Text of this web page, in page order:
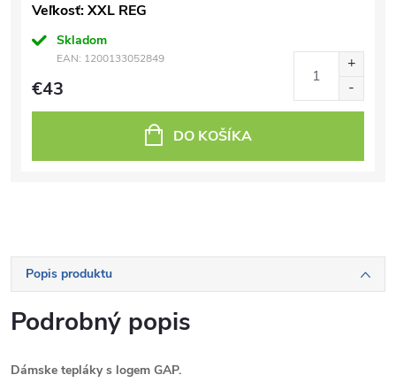
Veľkosť: XXL REG
Skladom
EAN: 1200133052849
€43
DO KOŠÍKA
Popis produktu
Podrobný popis
Dámske tepláky s logem GAP.